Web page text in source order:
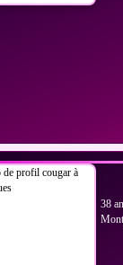
38